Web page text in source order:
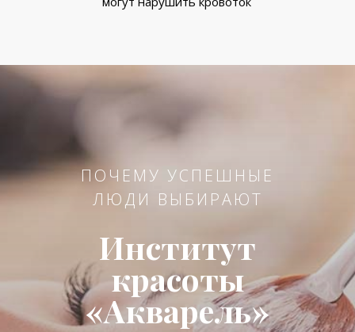
ПОЧЕМУ УСПЕШНЫЕ
ЛЮДИ ВЫБИРАЮТ
Институт
красоты
«Акварель»